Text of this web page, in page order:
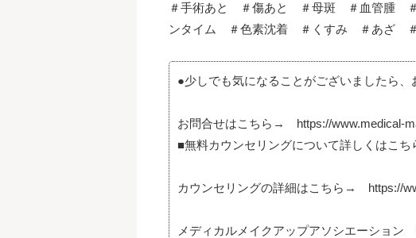
＃手術あと ＃傷あと ＃母斑 ＃血管
ンタイム ＃色素沈着 ＃くすみ ＃あざ
●少しでも気になることがございましたら
お問合せはこちら→ https://www.medical-
■無料カウンセリングについて詳しくはこち
カウンセリングの詳細はこちら→ https://
メディカルメイクアップアソシエーション